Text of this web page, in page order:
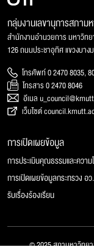
กลุ่มงานเลขานุการสภาม
สำนักงานอำนวยการ มหาวิทย
126 ถนนประชาอุทิศ แขวงบา
โทรศัพท์ 0 2470 8035,
โทรสาร 0 2470 8046
อีเมล
เว็บไซต์
การเปิดเผยข้อมูล
การประเมินคุณธรรมและความ
การเปิดเผยข้อมูลกระทรวง อว.
รับเรื่องร้องเรียน